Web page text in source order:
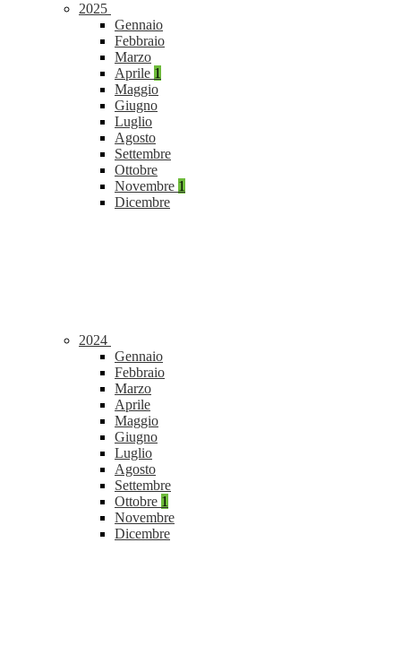
2025
Gennaio
Febbraio
Marzo
Aprile 1
Maggio
Giugno
Luglio
Agosto
Settembre
Ottobre
Novembre 1
Dicembre
2024
Gennaio
Febbraio
Marzo
Aprile
Maggio
Giugno
Luglio
Agosto
Settembre
Ottobre 1
Novembre
Dicembre